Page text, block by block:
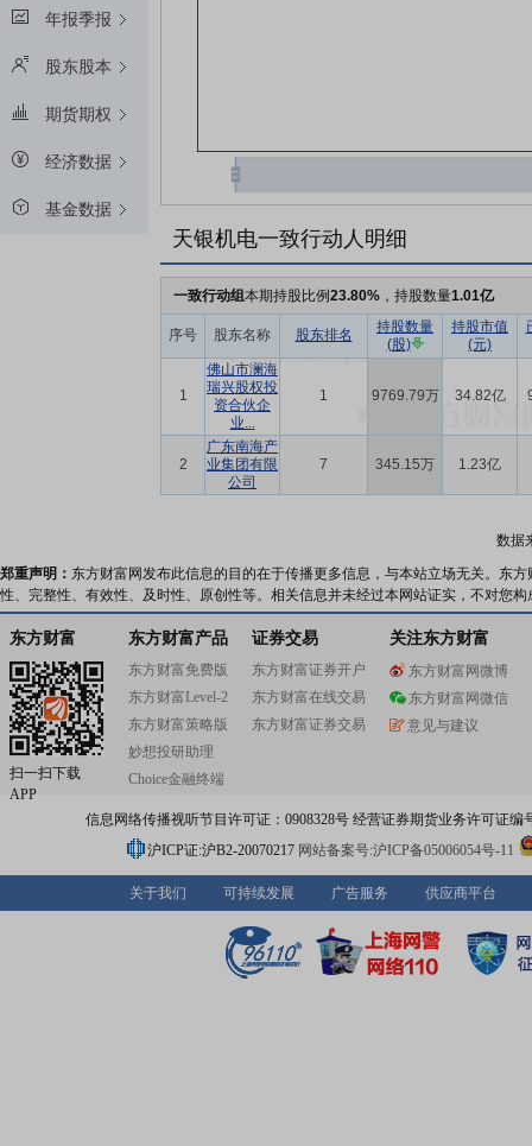
年报季报
股东股本
期货期权
经济数据
基金数据
天银机电一致行动人明细
一致行动组本期持股比例23.80% ，持股数量1.01亿
序号 股东名称 股东排名
持股数量
(股)
持股市值
(元)
1
佛山市澜海
瑞兴股权投
资合伙企
业...
1 9769.79万 34.82亿
2
广东南海产
业集团有限
公司
7 345.15万 1.23亿
数据
郑重声明： 东方财富网发布此信息的目的在于传播更多信息，与本站立场无关。东
性、完整性、有效性、及时性、原创性等。相关信息并未经过本网站证实，不对您
东方财富
扫一扫下载
APP
东方财富产品
东方财富免费版
东方财富Level-2
东方财富策略版
妙想投研助理
Choice金融终端
证券交易
东方财富证券开户
东方财富在线交易
东方财富证券交易
关注东方财富
东方财富网微博
东方财富网微信
意见与建议
信息网络传播视听节目许可证：0908328号 经营证券期货业务许可证编
沪ICP证:沪B2-20070217 网站备案号:沪ICP备05006054号-11
关于我们 可持续发展 广告服务 供应商平台